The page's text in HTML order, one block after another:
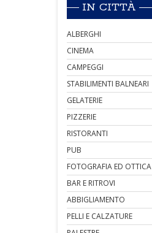
IN CITTÀ
ALBERGHI
CINEMA
CAMPEGGI
STABILIMENTI BALNEARI
GELATERIE
PIZZERIE
RISTORANTI
PUB
FOTOGRAFIA ED OTTICA
BAR E RITROVI
ABBIGLIAMENTO
PELLI E CALZATURE